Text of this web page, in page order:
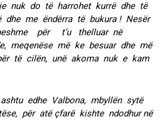
nuk do të harrohet kurrë dhe të
me ëndërra të bukura ! Nesër
për t’u thelluar në
meqenëse më ke besuar dhe më
të cilën, unë akoma nuk e kam
edhe Valbona, mbyllën sytë
për atë çfarë kishte ndodhur në